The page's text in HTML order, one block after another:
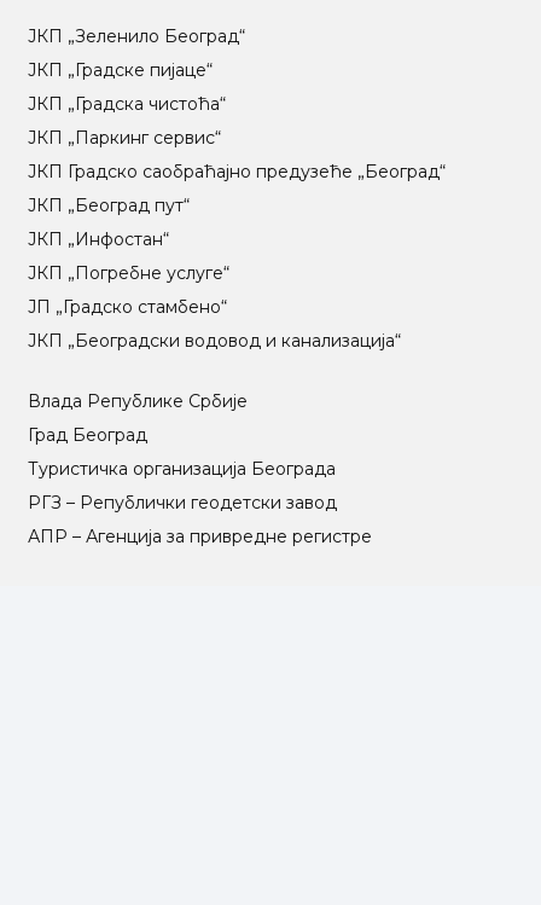
ЈКП „Зеленило Београд“
ЈКП „Градске пијаце“
ЈКП „Градска чистоћа“
ЈКП „Паркинг сервис“
ЈКП Градско саобраћајно предузеће „Београд“
ЈКП „Београд пут“
ЈКП „Инфостан“
ЈКП „Погребне услуге“
ЈП „Градско стамбено“
ЈКП „Београдски водовод и канализација“
Влада Републике Србије
Град Београд
Туристичка организација Београда
РГЗ – Републички геодетски завод
АПР – Агенција за привредне регистре